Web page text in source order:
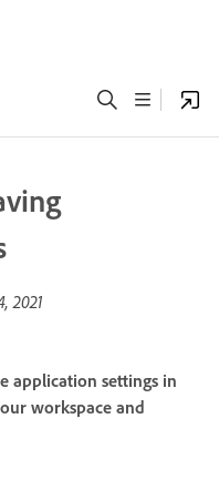
2021
application settings in
workspace and